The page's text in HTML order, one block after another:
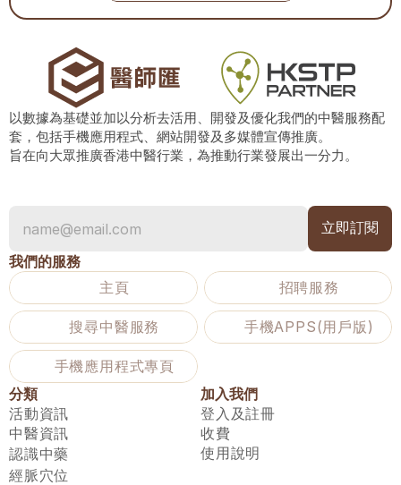
以數據為基礎並加以分析去活用、開發及優化我們的中醫服務配
套，包括手機應用程式、網站開發及多媒體宣傳推廣。
旨在向大眾推廣香港中醫行業，為推動行業發展出一分力。
我們的服務
主頁
招聘服務
搜尋中醫服務 手機APPS(用戶版)
手機應用程式專頁
分類
活動資訊
中醫資訊
認識中藥
經脈穴位
加入我們
登入及註冊
收費
使用說明